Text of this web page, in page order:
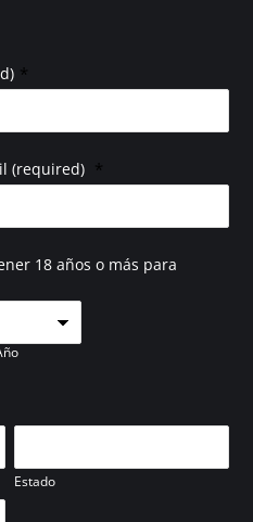
*
(required) *
18 años o más para
Estado